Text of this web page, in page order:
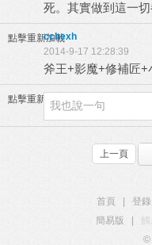
死。其實做到這一切
點擊重新加載
cchexh
2014-9-17 12:28:39
斧王+影魔+修補匠+
點擊重新加載
上一頁
首頁 登錄
簡易版
©